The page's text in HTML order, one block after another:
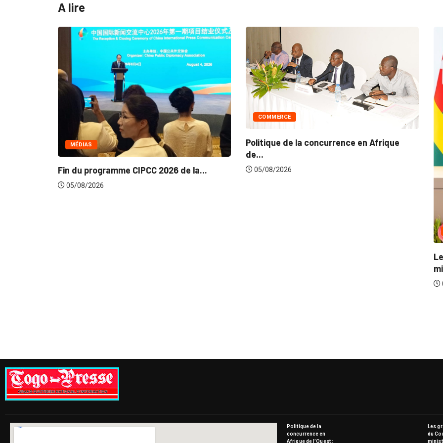
A lire
MÉDIAS
Fin du programme CIPCC 2026 de la...
05/08/2026
COMMERCE
Politique de la concurrence en Afrique
de...
05/08/2026
Politique de la
concurrence en
Afrique de l’Ouest :
Les
du